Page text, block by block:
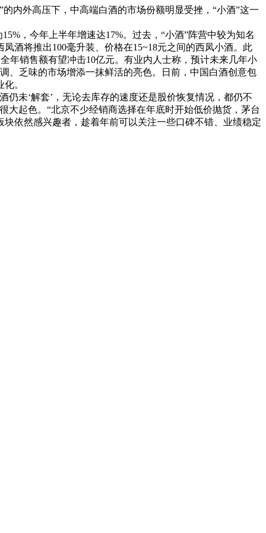
内外高压下，中高端白酒的市场份额明显受挫，“小酒”这一
，今年上半年增速达17%。过去，“小酒”阵营中较为知名
酒将推出100毫升装、价格在15~18元之间的西凤小酒。此
年销售额有望冲击10亿元。有业内人士称，预计未来几年小
、乏味的市场增添一抹鲜活的亮色。日前，中国白酒创意包
。
未‘解套’，无论去库存的速度还是股价恢复情况，都仍不
起色。“北京不少经销商选择在年底时开始低价抛货，茅台
依然感兴趣者，趁着年前可以关注一些口碑不错、业绩稳定